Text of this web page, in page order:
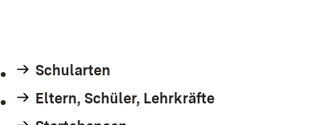
Schularten
Eltern, Schüler, Lehrkräfte